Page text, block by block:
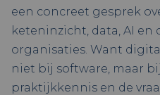
een concreet gesprek
keteninzicht, data, AI
organisaties. Want
niet bij software, maar
praktijkkennis en de